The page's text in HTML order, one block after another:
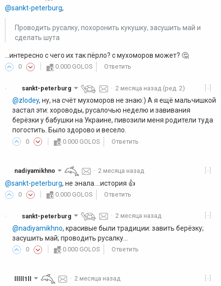
@sankt-peterburg,
Проводить русалку, похоронить кукушку, засушить май и
сделать шута
...интересно с чего их так пёрло? с мухоморов может? 🤔
0 0.000 GOLOS Ответить
· [-]
sankt-peterburg · 2 месяца назад(ред. 2)
@zlodey, ну, на счёт мухоморов не знаю:) А я ещё мальчишкой
застал эти: хороводы, русалочью неделю и завивания
берёзки у бабушки на Украине, пивозили меня родители туда
погостить. Было здорово и весело.
0 0.000 GOLOS Ответить
[-]
nadiyamikhno ·2 месяца назад
@sankt-peterburg, не энала....история 👍️
0 0.000 GOLOS Ответить
· [-]
sankt-peterburg · 2 месяца назад
@nadiyamikhno, красивые были традиции: завить берёзку;
засушить май; проводить русалку...
0 0.000 GOLOS Ответить
[-]
lllll1ll ·2 месяца назад